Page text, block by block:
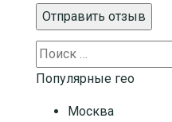
Search
for:
Популярные гео
Москва